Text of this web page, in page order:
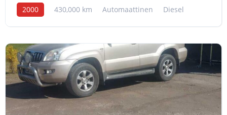
2000 430,000 km Automaattinen Diesel